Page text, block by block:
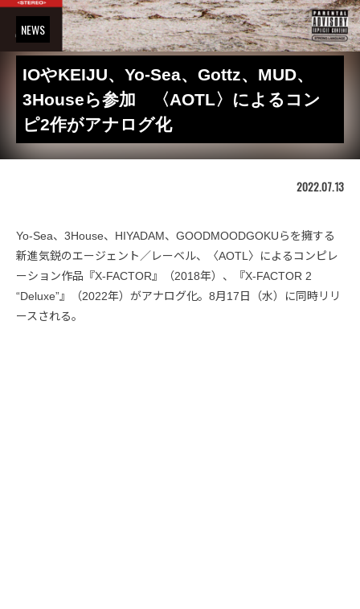
NEWS
IOやKEIJU、Yo-Sea、Gottz、MUD、
3Houseら参加 〈AOTL〉によるコン
ピ2作がアナログ化
2022.07.13
Yo-Sea、3House、HIYADAM、GOODMOODGOKUらを擁する
新進気鋭のエージェント／レーベル、〈AOTL〉によるコンピレ
ーション作品『X-FACTOR』（2018年）、『X-FACTOR 2
“Deluxe”』（2022年）がアナログ化。8月17日（水）に同時リリ
ースされる。